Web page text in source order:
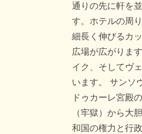
通りの先に軒を
す。ホテルの周
細長く伸びるカ
広場が広がりま
イク、そしてヴ
います。 サンソ
ドゥカーレ宮殿
（牢獄）から大
和国の権力と行